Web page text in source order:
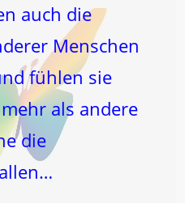
auch die
Menschen
fühlen sie
als andere
die